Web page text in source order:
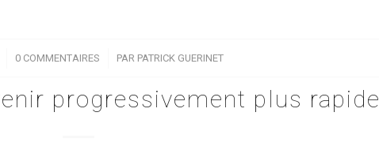
0 COMMENTAIRES
/ PAR PATRICK GUERINET
progressivement plus rapide